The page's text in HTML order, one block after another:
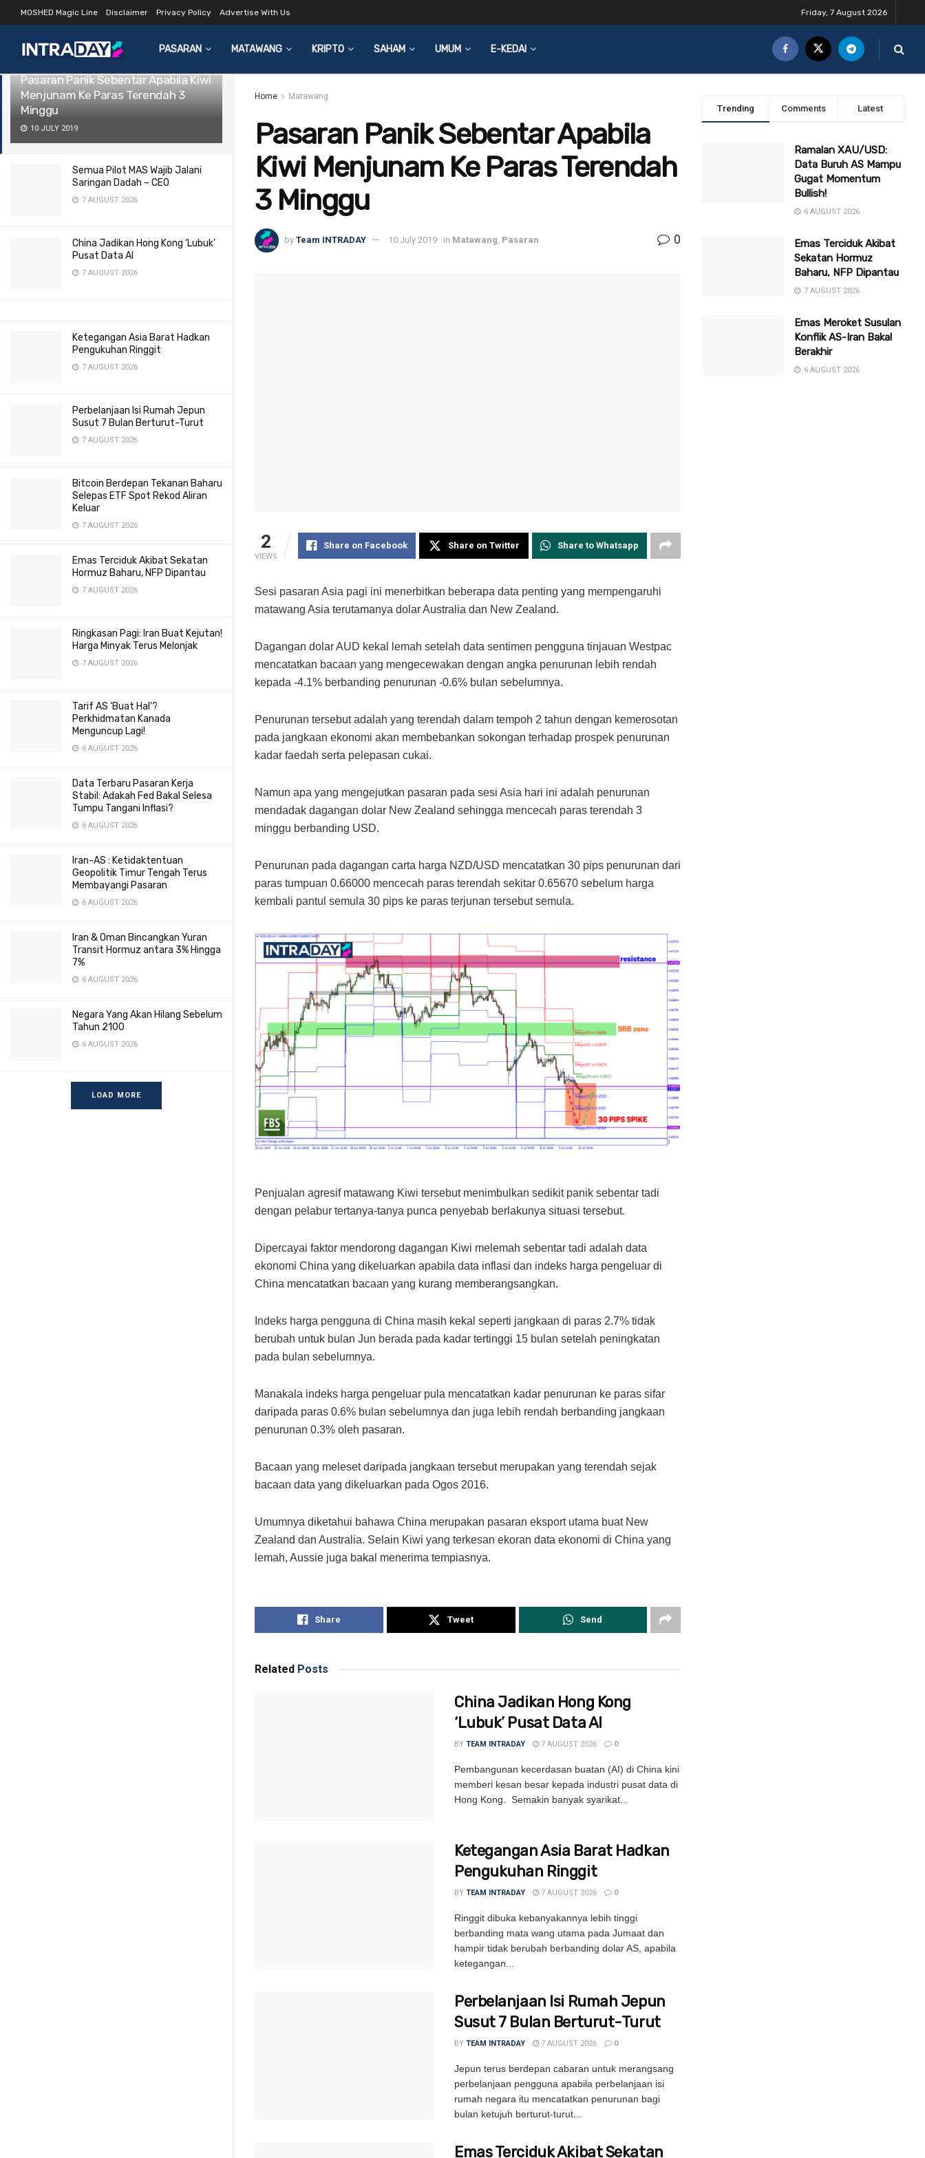
LATEST TRENDING Filter
Pasaran Panik Sebentar Apabila Kiwi
Menjunam Ke Paras Terendah 3
Minggu
10 JULY 2019
Semua Pilot MAS Wajib Jalani
Saringan Dadah – CEO
7 AUGUST 2026
China Jadikan Hong Kong ‘Lubuk’
Pusat Data AI
7 AUGUST 2026
Ketegangan Asia Barat Hadkan
Pengukuhan Ringgit
7 AUGUST 2026
Perbelanjaan Isi Rumah Jepun
Susut 7 Bulan Berturut-Turut
7 AUGUST 2026
Bitcoin Berdepan Tekanan Baharu
Selepas ETF Spot Rekod Aliran
Keluar
7 AUGUST 2026
Emas Terciduk Akibat Sekatan
Hormuz Baharu, NFP Dipantau
7 AUGUST 2026
Ringkasan Pagi: Iran Buat Kejutan!
Harga Minyak Terus Melonjak
7 AUGUST 2026
Tarif AS ‘Buat Hal’?
Perkhidmatan Kanada
Menguncup Lagi!
6 AUGUST 2026
Data Terbaru Pasaran Kerja
Stabil: Adakah Fed Bakal Selesa
Tumpu Tangani Inflasi?
6 AUGUST 2026
Iran-AS : Ketidaktentuan
Geopolitik Timur Tengah Terus
Membayangi Pasaran
6 AUGUST 2026
Iran & Oman Bincangkan Yuran
Transit Hormuz antara 3% Hingga
7%
6 AUGUST 2026
Negara Yang Akan Hilang Sebelum
Tahun 2100
6 AUGUST 2026
LOAD MORE
MOSHED Magic Line Disclaimer Privacy Policy Advertise With Us Friday, 7 August 2026
PASARAN MATAWANG KRIPTO SAHAM UMUM E-KEDAI
Home Matawang
Pasaran Panik Sebentar Apabila
Kiwi Menjunam Ke Paras Terendah
3 Minggu
by Team INTRADAY 10 July 2019 in Matawang Pasaran 0
2
VIEWS
Share on Facebook Share on Twitter Share to Whatsapp
Sesi pasaran Asia pagi ini menerbitkan beberapa data penting yang mempengaruhi
matawang Asia terutamanya dolar Australia dan New Zealand.
Dagangan dolar AUD kekal lemah setelah data sentimen pengguna tinjauan Westpac
mencatatkan bacaan yang mengecewakan dengan angka penurunan lebih rendah
kepada -4.1% berbanding penurunan -0.6% bulan sebelumnya.
Penurunan tersebut adalah yang terendah dalam tempoh 2 tahun dengan kemerosotan
pada jangkaan ekonomi akan membebankan sokongan terhadap prospek penurunan
kadar faedah serta pelepasan cukai.
Namun apa yang mengejutkan pasaran pada sesi Asia hari ini adalah penurunan
mendadak dagangan dolar New Zealand sehingga mencecah paras terendah 3
minggu berbanding USD.
Penurunan pada dagangan carta harga NZD/USD mencatatkan 30 pips penurunan dari
paras tumpuan 0.66000 mencecah paras terendah sekitar 0.65670 sebelum harga
kembali pantul semula 30 pips ke paras terjunan tersebut semula.
Penjualan agresif matawang Kiwi tersebut menimbulkan sedikit panik sebentar tadi
dengan pelabur tertanya-tanya punca penyebab berlakunya situasi tersebut.
Dipercayai faktor mendorong dagangan Kiwi melemah sebentar tadi adalah data
ekonomi China yang dikeluarkan apabila data inflasi dan indeks harga pengeluar di
China mencatatkan bacaan yang kurang memberangsangkan.
Indeks harga pengguna di China masih kekal seperti jangkaan di paras 2.7% tidak
berubah untuk bulan Jun berada pada kadar tertinggi 15 bulan setelah peningkatan
pada bulan sebelumnya.
Manakala indeks harga pengeluar pula mencatatkan kadar penurunan ke paras sifar
daripada paras 0.6% bulan sebelumnya dan juga lebih rendah berbanding jangkaan
penurunan 0.3% oleh pasaran.
Bacaan yang meleset daripada jangkaan tersebut merupakan yang terendah sejak
bacaan data yang dikeluarkan pada Ogos 2016.
Umumnya diketahui bahawa China merupakan pasaran eksport utama buat New
Zealand dan Australia. Selain Kiwi yang terkesan ekoran data ekonomi di China yang
lemah, Aussie juga bakal menerima tempiasnya.
Share Tweet Send
Related Posts
China Jadikan Hong Kong
‘Lubuk’ Pusat Data AI
BY TEAM INTRADAY 7 AUGUST 2026 0
Pembangunan kecerdasan buatan (AI) di China kini
memberi kesan besar kepada industri pusat data di
Hong Kong. Semakin banyak syarikat...
Ketegangan Asia Barat Hadkan
Pengukuhan Ringgit
BY TEAM INTRADAY 7 AUGUST 2026 0
Ringgit dibuka kebanyakannya lebih tinggi
berbanding mata wang utama pada Jumaat dan
hampir tidak berubah berbanding dolar AS, apabila
ketegangan...
Perbelanjaan Isi Rumah Jepun
Susut 7 Bulan Berturut-Turut
BY TEAM INTRADAY 7 AUGUST 2026 0
Jepun terus berdepan cabaran untuk merangsang
perbelanjaan pengguna apabila perbelanjaan isi
rumah negara itu mencatatkan penurunan bagi
bulan ketujuh berturut-turut...
Emas Terciduk Akibat Sekatan
Trending Comments Latest
Ramalan XAU/USD:
Data Buruh AS Mampu
Gugat Momentum
Bullish!
6 AUGUST 2026
Emas Terciduk Akibat
Sekatan Hormuz
Baharu, NFP Dipantau
7 AUGUST 2026
Emas Meroket Susulan
Konflik AS-Iran Bakal
Berakhir
6 AUGUST 2026